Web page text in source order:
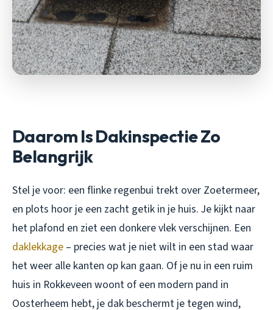
Daarom Is Dakinspectie Zo
Belangrijk
Stel je voor: een flinke regenbui trekt over Zoetermeer,
en plots hoor je een zacht getik in je huis. Je kijkt naar
het plafond en ziet een donkere vlek verschijnen. Een
daklekkage – precies wat je niet wilt in een stad waar
het weer alle kanten op kan gaan. Of je nu in een ruim
huis in Rokkeveen woont of een modern pand in
Oosterheem hebt, je dak beschermt je tegen wind,